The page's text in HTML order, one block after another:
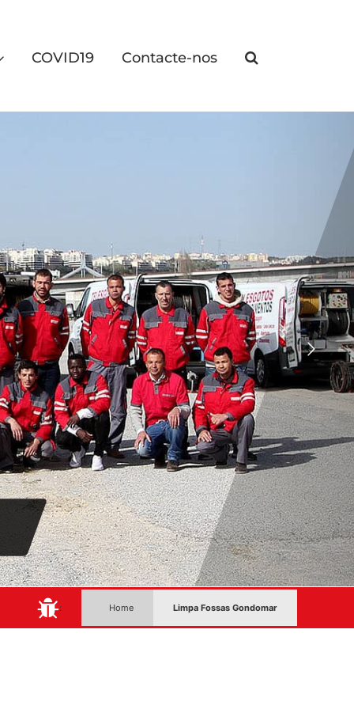
COVID19 Contacte-nos
: Home Limpa Fossas Gondomar